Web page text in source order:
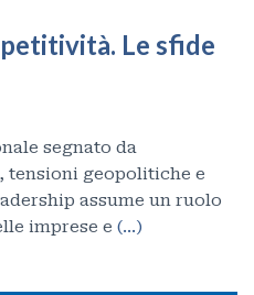
Le sfide
segnato da
tensioni geopolitiche e
assume un ruolo
imprese e (…)